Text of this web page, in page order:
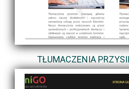
TŁUMACZENIA